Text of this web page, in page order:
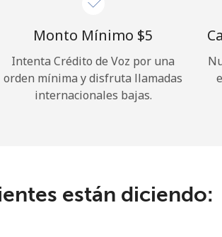
Monto Mínimo ⁦$5⁩
Intenta Crédito de Voz por una
orden mínima y disfruta llamadas
internacionales bajas.
están diciendo: